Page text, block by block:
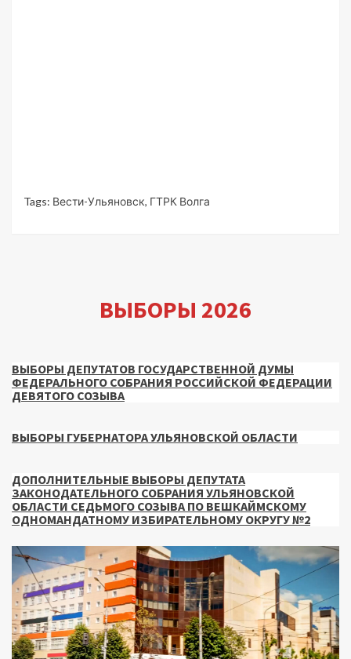
Tags: Вести-Ульяновск, ГТРК Волга
ВЫБОРЫ 2026
ВЫБОРЫ ДЕПУТАТОВ ГОСУДАРСТВЕННОЙ ДУМЫ
ФЕДЕРАЛЬНОГО СОБРАНИЯ РОССИЙСКОЙ ФЕДЕРАЦИИ
ДЕВЯТОГО СОЗЫВА
ВЫБОРЫ ГУБЕРНАТОРА УЛЬЯНОВСКОЙ ОБЛАСТИ
ДОПОЛНИТЕЛЬНЫЕ ВЫБОРЫ ДЕПУТАТА
ЗАКОНОДАТЕЛЬНОГО СОБРАНИЯ УЛЬЯНОВСКОЙ
ОБЛАСТИ СЕДЬМОГО СОЗЫВА ПО ВЕШКАЙМСКОМУ
ОДНОМАНДАТНОМУ ИЗБИРАТЕЛЬНОМУ ОКРУГУ №2